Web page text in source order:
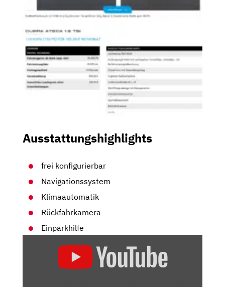
Ausstattungshighlights
frei konfigurierbar
Navigationssystem
Klimaautomatik
Rückfahrkamera
Einparkhilfe
ERNSTHAFT